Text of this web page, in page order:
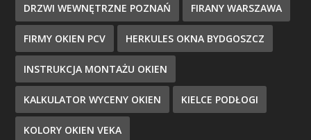
DRZWI WEWNĘTRZNE POZNAŃ FIRANY WARSZAWA
FIRMY OKIEN PCV HERKULES OKNA BYDGOSZCZ
INSTRUKCJA MONTAŻU OKIEN
KALKULATOR WYCENY OKIEN KIELCE PODŁOGI
KOLORY OKIEN VEKA